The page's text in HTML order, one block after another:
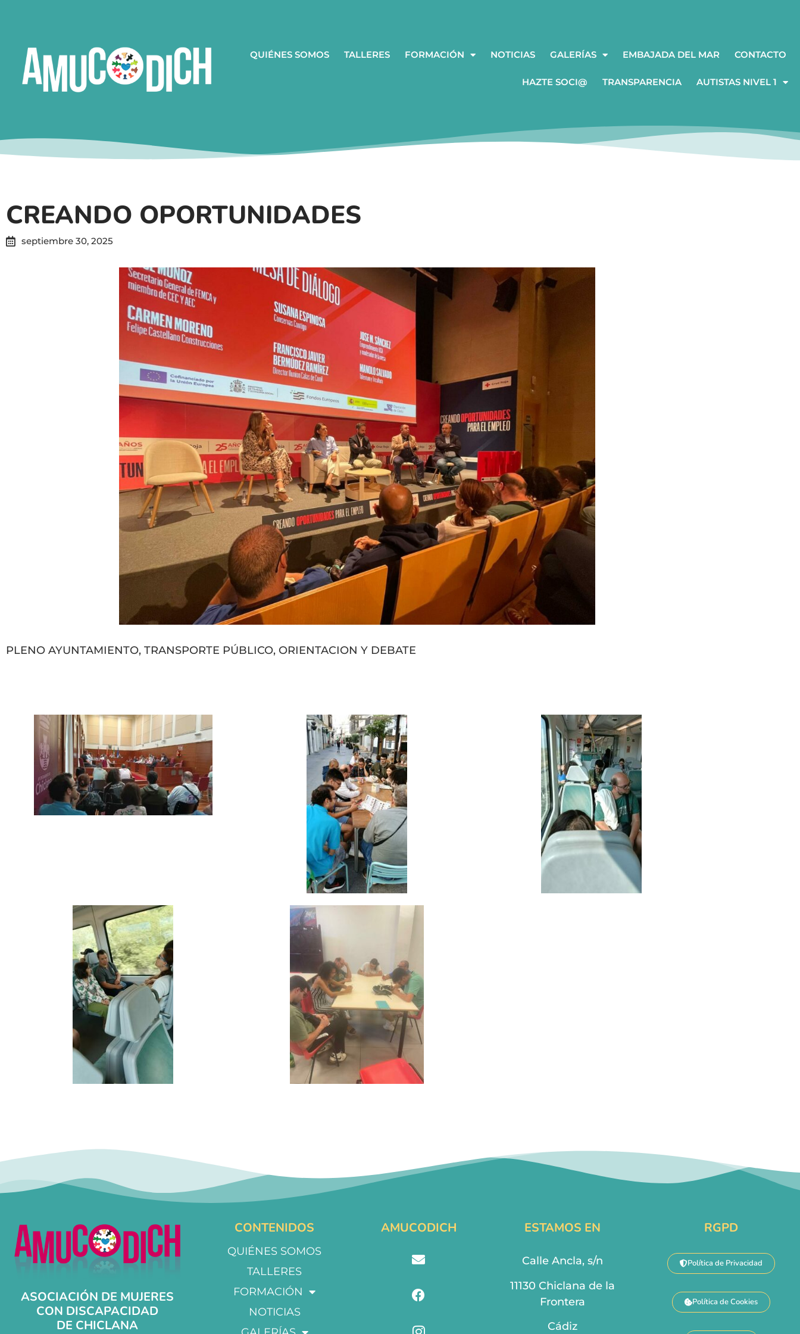
QUIÉNES SOMOS TALLERES FORMACIÓN NOTICIAS GALERÍAS EMBAJADA DEL MAR CONTACTO
HAZTE SOCI@ TRANSPARENCIA AUTISTAS NIVEL 1
CREANDO OPORTUNIDADES
septiembre 30, 2025
PLENO AYUNTAMIENTO, TRANSPORTE PÚBLICO, ORIENTACION Y DEBATE
ASOCIACIÓN DE MUJERES
CON DISCAPACIDAD
DE CHICLANA
CONTENIDOS
QUIÉNES SOMOS
TALLERES
FORMACIÓN
NOTICIAS
AMUCODICH ESTAMOS EN
Calle Ancla, s/n
11130 Chiclana de la
Frontera
Cádiz
RGPD
Política de Privacidad
Política de Cookies